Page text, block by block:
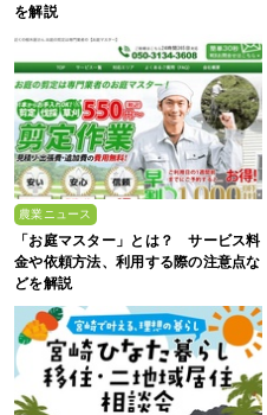
を解説
農業ニュース
「お庭マスター」とは？ サービス料
金や依頼方法、利用する際の注意点な
どを解説